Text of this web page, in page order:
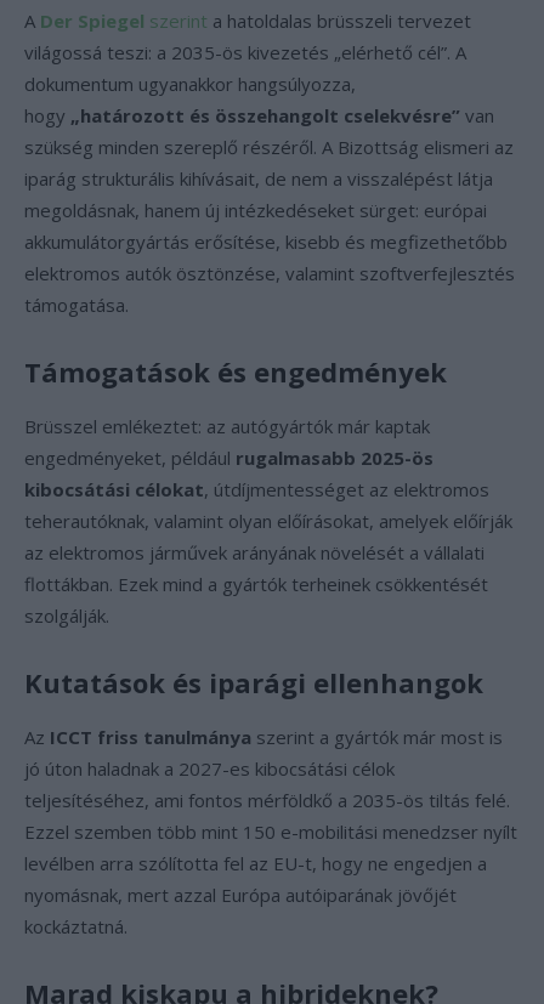
A Der Spiegel szerint a hatoldalas brüsszeli tervezet
világossá teszi: a 2035-ös kivezetés „elérhető cél”. A
dokumentum ugyanakkor hangsúlyozza,
hogy „határozott és összehangolt cselekvésre” van
szükség minden szereplő részéről. A Bizottság elismeri az
iparág strukturális kihívásait, de nem a visszalépést látja
megoldásnak, hanem új intézkedéseket sürget: európai
akkumulátorgyártás erősítése, kisebb és megfizethetőbb
elektromos autók ösztönzése, valamint szoftverfejlesztés
támogatása.
Támogatások és engedmények
Brüsszel emlékeztet: az autógyártók már kaptak
engedményeket, például rugalmasabb 2025-ös
kibocsátási célokat, útdíjmentességet az elektromos
teherautóknak, valamint olyan előírásokat, amelyek előírják
az elektromos járművek arányának növelését a vállalati
flottákban. Ezek mind a gyártók terheinek csökkentését
szolgálják.
Kutatások és iparági ellenhangok
Az ICCT friss tanulmánya szerint a gyártók már most is
jó úton haladnak a 2027-es kibocsátási célok
teljesítéséhez, ami fontos mérföldkő a 2035-ös tiltás felé.
Ezzel szemben több mint 150 e-mobilitási menedzser nyílt
levélben arra szólította fel az EU-t, hogy ne engedjen a
nyomásnak, mert azzal Európa autóiparának jövőjét
kockáztatná.
Marad kiskapu a hibrideknek?